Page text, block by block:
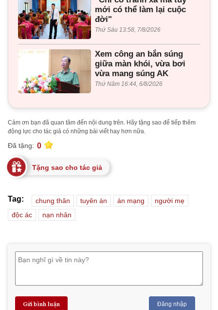
mới có thể làm lại cuộc
đời"
Thứ Sáu 13:58, 7/8/2026
Xem công an bắn súng
giữa màn khói, vừa bơi
vừa mang súng AK
Thứ Năm 16:44, 6/8/2026
Cảm ơn bạn đã quan tâm đến nội dung trên. Hãy tặng sao để tiếp thêm
động lực cho tác giả có những bài viết hay hơn nữa.
Đã tặng: 0
Tặng sao cho tác giả
Tag: chung thân tuyên án án mạng
người mẹ
độc ác
nạn nhân
Gửi bình luận Đăng nhập